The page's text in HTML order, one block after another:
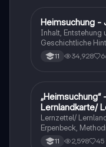
Deutsch
Heimsuchung -
Inhalt, Entstehung
Geschichtliche
stil 11 34,928
Deutsch
Lernlandkarte/
Lernzettel/
Erpenbeck,
11 2,598 45